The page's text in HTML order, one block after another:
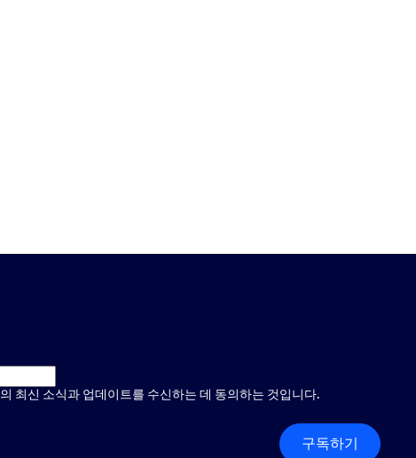
최신 소식과 업데이트를 수신하는 데 동의하는 것입니다.
구독하기